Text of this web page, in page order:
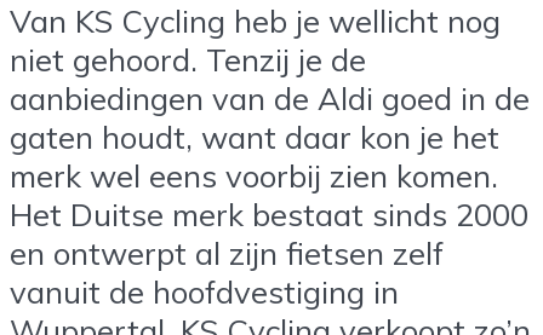
Van KS Cycling heb je wellicht nog
niet gehoord. Tenzij je de
aanbiedingen van de Aldi goed in de
gaten houdt, want daar kon je het
merk wel eens voorbij zien komen.
Het Duitse merk bestaat sinds 2000
en ontwerpt al zijn fietsen zelf
vanuit de hoofdvestiging in